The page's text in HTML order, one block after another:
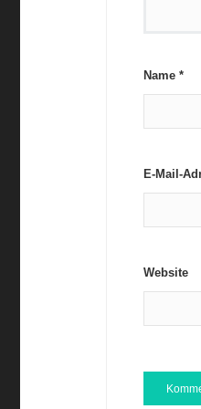
Name *
E-Mail-
Website